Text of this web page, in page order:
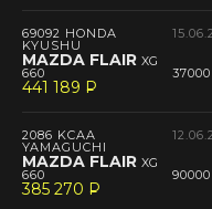
69092 HONDA
KYUSHU
MAZDA FLAIR XG
660 37000
441 189 P
--
2086 KCAA
YAMAGUCHI
MAZDA FLAIR XG
660 90000
385 270 P
--